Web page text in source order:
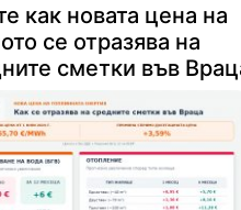
как новата цена на
се отразява на
сметки във